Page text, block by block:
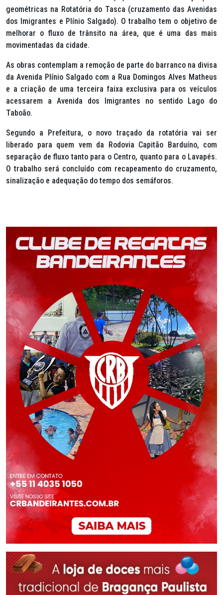
geométricas na Rotatória do Tasca (cruzamento das Avenidas
dos Imigrantes e Plínio Salgado). O trabalho tem o objetivo de
melhorar o fluxo de trânsito na área, que é uma das mais
movimentadas da cidade.
As obras contemplam a remoção de parte do barranco na divisa
da Avenida Plínio Salgado com a Rua Domingos Alves Matheus
e a criação de uma terceira faixa exclusiva para os veículos
acessarem a Avenida dos Imigrantes no sentido Lago do
Taboão.
Segundo a Prefeitura, o novo traçado da rotatória vai ser
liberado para quem vem da Rodovia Capitão Barduíno, com
separação de fluxo tanto para o Centro, quanto para o Lavapés.
O trabalho será concluído com recapeamento do cruzamento,
sinalização e adequação do tempo dos semáforos.